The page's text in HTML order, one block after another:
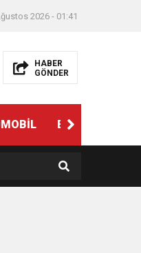
2026 - 01:41
HABER
GÖNDER
EĞİTİM